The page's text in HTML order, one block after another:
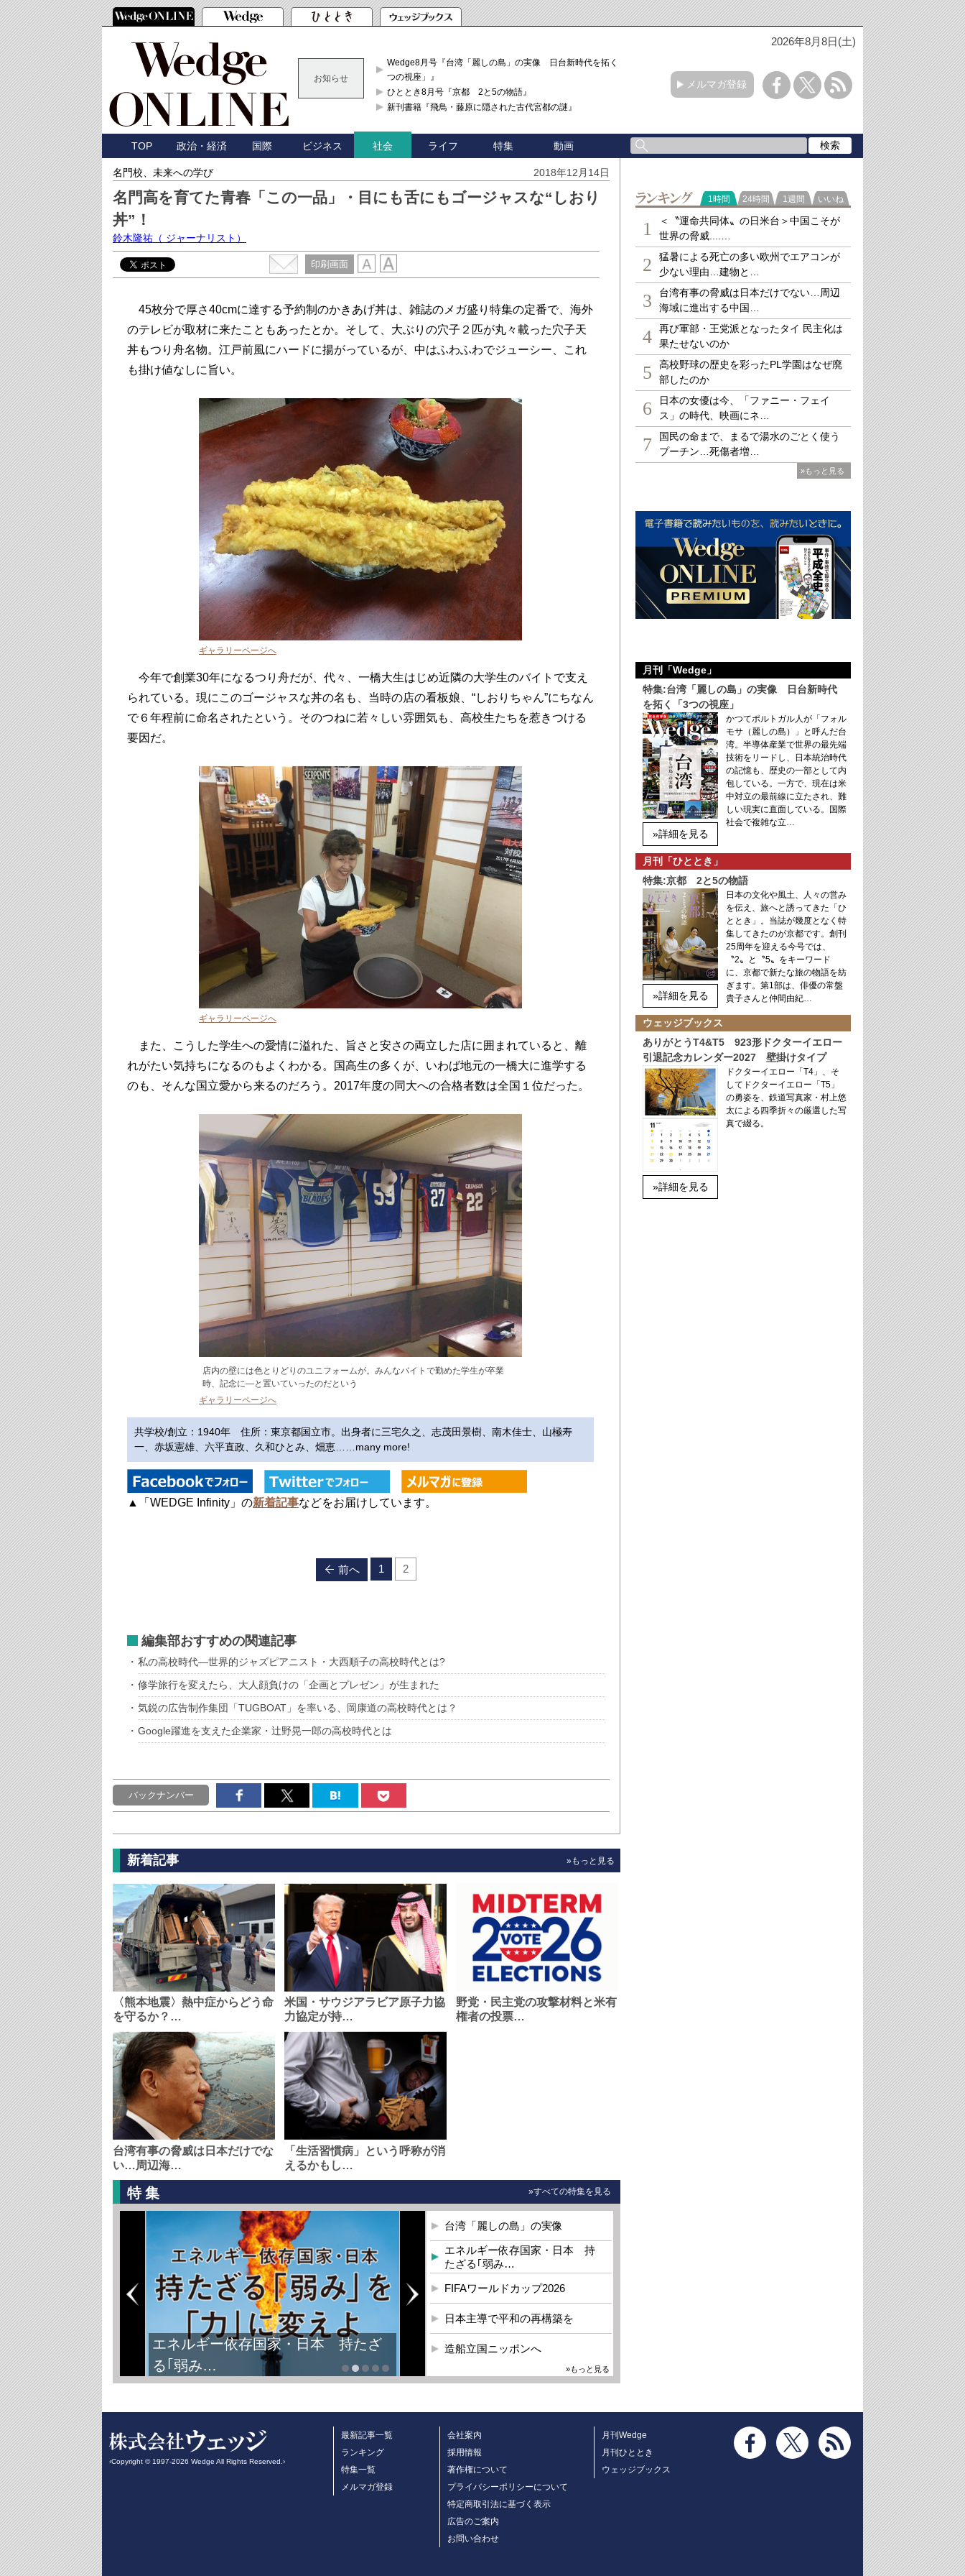
2026年8月8日(土)
お知らせ
Wedge8月号『台湾「麗しの島」の実像 日台新時代を拓く「3
つの視座」』
ひととき8月号『京都 2と5の物語』
新刊書籍『飛鳥・藤原に隠された古代宮都の謎』
メルマガ登録
TOP 政治・経済 国際 ビジネス 社会 ライフ 特集 動画
名門校、未来への学び 2018年12月14日
名門高を育てた青春「この一品」・目にも舌にもゴージャスな“しおり
丼”！
鈴木隆祐 （ ジャーナリスト）
印刷画面
45枚分で厚さ40cmに達する予約制のかきあげ丼は、雑誌のメガ盛り特集の定番で、海外
のテレビが取材に来たこともあったとか。そして、大ぶりの穴子２匹が丸々載った穴子天
丼もつり舟名物。江戸前風にハードに揚がっているが、中はふわふわでジューシー、これ
も掛け値なしに旨い。
ギャラリーページへ
今年で創業30年になるつり舟だが、代々、一橋大生はじめ近隣の大学生のバイトで支え
られている。現にこのゴージャスな丼の名も、当時の店の看板娘、“しおりちゃん”にちなん
で６年程前に命名されたという。そのつねに若々しい雰囲気も、高校生たちを惹きつける
要因だ。
ギャラリーページへ
また、こうした学生への愛情に溢れた、旨さと安さの両立した店に囲まれていると、離
れがたい気持ちになるのもよくわかる。国高生の多くが、いわば地元の一橋大に進学する
のも、そんな国立愛から来るのだろう。2017年度の同大への合格者数は全国１位だった。
店内の壁には色とりどりのユニフォームが。みんなバイトで勤めた学生が卒業
時、記念に—と置いていったのだという
ギャラリーページへ
共学校/創立：1940年 住所：東京都国立市。出身者に三宅久之、志茂田景樹、南木佳士、山極寿
一、赤坂憲雄、六平直政、久和ひとみ、畑恵……many more!
▲「WEDGE Infinity」の新着記事などをお届けしています。
前へ 1 2
編集部おすすめの関連記事
私の高校時代―世界的ジャズピアニスト・大西順子の高校時代とは?
修学旅行を変えたら、大人顔負けの「企画とプレゼン」が生まれた
気鋭の広告制作集団「TUGBOAT」を率いる、岡康道の高校時代とは？
Google躍進を支えた企業家・辻野晃一郎の高校時代とは
バックナンバー
新着記事 »もっと見る
〈熊本地震〉熱中症からどう命
を守るか？…
米国・サウジアラビア原子力協
力協定が持…
野党・民主党の攻撃材料と米有
権者の投票…
台湾有事の脅威は日本だけでな
い…周辺海…
「生活習慣病」という呼称が消
えるかもし…
特集 »すべての特集を見る
エネルギー依存国家・日本 持たざ
る｢弱み…
台湾「麗しの島」の実像
エネルギー依存国家・日本 持
たざる｢弱み…
FIFAワールドカップ2026
日本主導で平和の再構築を
造船立国ニッポンへ
»もっと見る
ランキング
1時間 24時間 1週間 いいね
1
＜〝運命共同体〟の日米台＞中国こそが
世界の脅威....…
2
猛暑による死亡の多い欧州でエアコンが
少ない理由…建物と…
3
台湾有事の脅威は日本だけでない…周辺
海域に進出する中国…
4
再び軍部・王党派となったタイ 民主化は
果たせないのか
5
高校野球の歴史を彩ったPL学園はなぜ廃
部したのか
6
日本の女優は今、「ファニー・フェイ
ス」の時代、映画にネ…
7
国民の命まで、まるで湯水のごとく使う
プーチン…死傷者増…
»もっと見る
月刊「Wedge」
特集:台湾「麗しの島」の実像 日台新時代
を拓く「3つの視座」
»詳細を見る
かつてポルトガル人が「フォル
モサ（麗しの島）」と呼んだ台
湾。半導体産業で世界の最先端
技術をリードし、日本統治時代
の記憶も、歴史の一部として内
包している。一方で、現在は米
中対立の最前線に立たされ、難
しい現実に直面している。国際
社会で複雑な立…
月刊「ひととき」
特集:京都 2と5の物語
»詳細を見る
日本の文化や風土、人々の営み
を伝え、旅へと誘ってきた「ひ
ととき」。当誌が幾度となく特
集してきたのが京都です。創刊
25周年を迎える今号では、
〝2〟と〝5〟をキーワード
に、京都で新たな旅の物語を紡
ぎます。第1部は、俳優の常盤
貴子さんと仲間由紀…
ウェッジブックス
ありがとうT4&T5 923形ドクターイエロー
引退記念カレンダー2027 壁掛けタイプ
»詳細を見る
ドクターイエロー「T4」、そ
してドクターイエロー「T5」
の勇姿を、鉄道写真家・村上悠
太による四季折々の厳選した写
真で綴る。
‹Copyright © 1997-2026 Wedge All Rights Reserved.›
最新記事一覧
ランキング
特集一覧
メルマガ登録
会社案内
採用情報
著作権について
プライバシーポリシーについて
特定商取引法に基づく表示
広告のご案内
お問い合わせ
月刊Wedge
月刊ひととき
ウェッジブックス